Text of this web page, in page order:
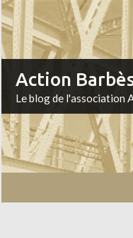
Action
Le blog de l'association